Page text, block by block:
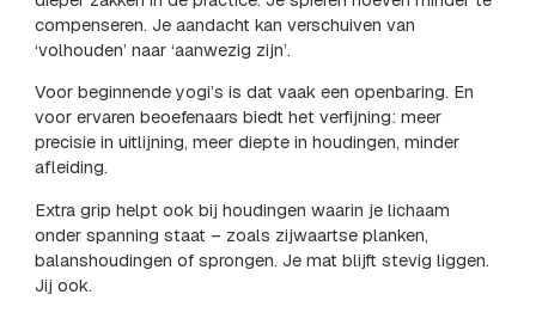
compenseren. Je aandacht kan verschuiven van
‘volhouden’ naar ‘aanwezig zijn’.
Voor beginnende yogi’s is dat vaak een openbaring. En
voor ervaren beoefenaars biedt het verfijning: meer
precisie in uitlijning, meer diepte in houdingen, minder
afleiding.
Extra grip helpt ook bij houdingen waarin je lichaam
onder spanning staat – zoals zijwaartse planken,
balanshoudingen of sprongen. Je mat blijft stevig liggen.
Jij ook.